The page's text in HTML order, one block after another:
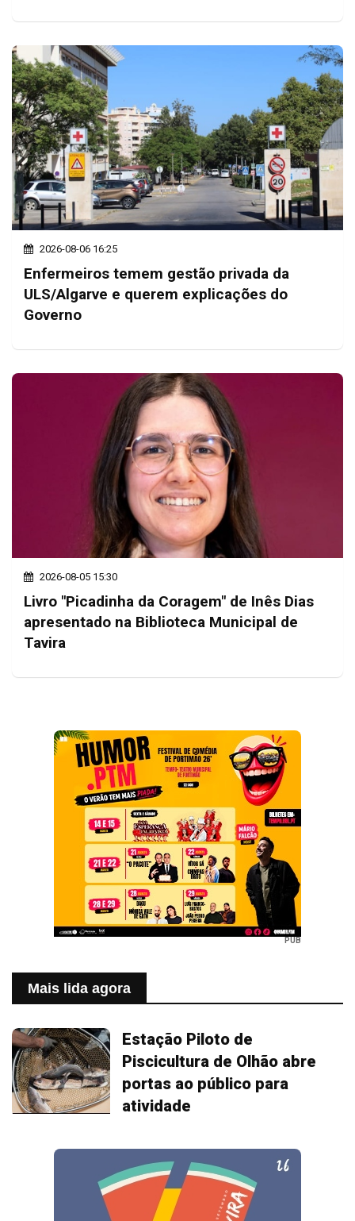
2026-08-06 16:25
Enfermeiros temem gestão privada da
ULS/Algarve e querem explicações do
Governo
2026-08-05 15:30
Livro "Picadinha da Coragem" de Inês Dias
apresentado na Biblioteca Municipal de
Tavira
PUB
Mais lida agora
Estação Piloto de
Piscicultura de Olhão abre
portas ao público para
atividade